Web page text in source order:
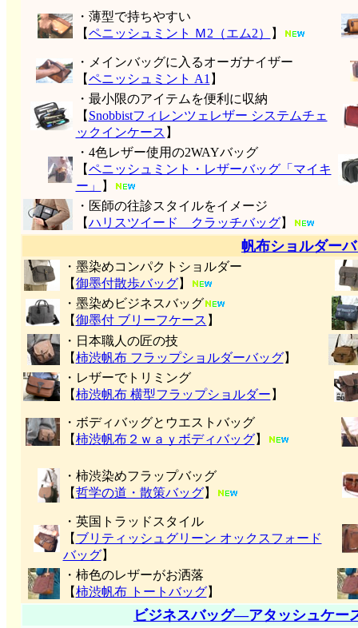
・薄型で持ちやすい
【ペニッシュミント Ｍ2（エム2） 】
・メインバッグに入るオーガナイザー
【ペニッシュミント A1 】
・最小限のアイテムを便利に収納
【 Snobbistフィレンツェレザー システムチェ
ックインケース 】
・4色レザー使用の2WAYバッグ
【ペニッシュミント・レザーバッグ「マイキ
ー」
】
・医師の往診スタイルをイメージ
【ハリスツイード クラッチバッグ】
帆布ショルダー
・墨染めコンパクトショルダー
【御墨付散歩バッグ】
・墨染めビジネスバッグ
【御墨付 ブリーフケース 】
・日本職人の匠の技
【柿渋帆布 フラップショルダーバッグ】
・レザーでトリミング
【柿渋帆布 横型フラップショルダー 】
・ボディバッグとウエストバッグ
【柿渋帆布２ｗａｙボディバッグ】
・柿渋染めフラップバッグ
【哲学の道・散策バッグ】
・英国トラッドスタイル
【 ブリティッシュグリーン オックスフォード
バッグ】
・柿色のレザーがお洒落
【柿渋帆布 トートバッグ】
ビジネスバッグ―アタッシュケー